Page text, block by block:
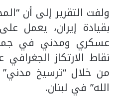
ولفت التقرير إلى أن
بقيادة إيران، يعمل
عسكري ومدني في
نقاط الارتكاز
من خلال “ترسيخ
الله” في لبنان.